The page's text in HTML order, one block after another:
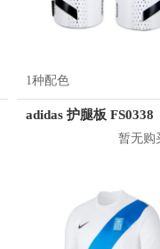
1种配色
adidas 护腿板 FS0338
暂无购